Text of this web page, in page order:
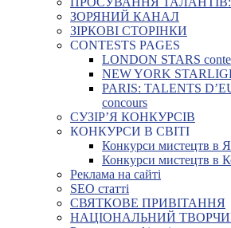
ЗОРЯНИЙ КАНАЛ
ЗІРКОВІ СТОРІНКИ
CONTESTS PAGES
LONDON STARS
NEW YORK
PARIS: TALENTS
concours
СУЗІР’Я КОНКУРСІВ
КОНКУРСИ В СВІТІ
Конкурси мистецтв в
Конкурси мистецтв в
Реклама на сайті
SEO статті
СВЯТКОВЕ ПРИВІТАННЯ
НАЦІОНАЛЬНИЙ